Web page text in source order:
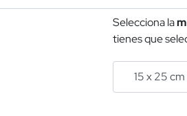
Selecciona la
tienes que